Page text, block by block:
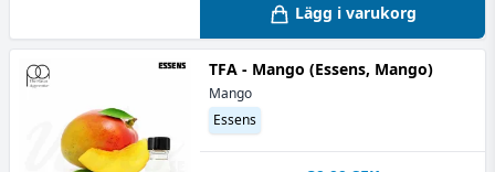
Lägg i varukorg
TFA - Mango (Essens, Mango)
Mango
Essens